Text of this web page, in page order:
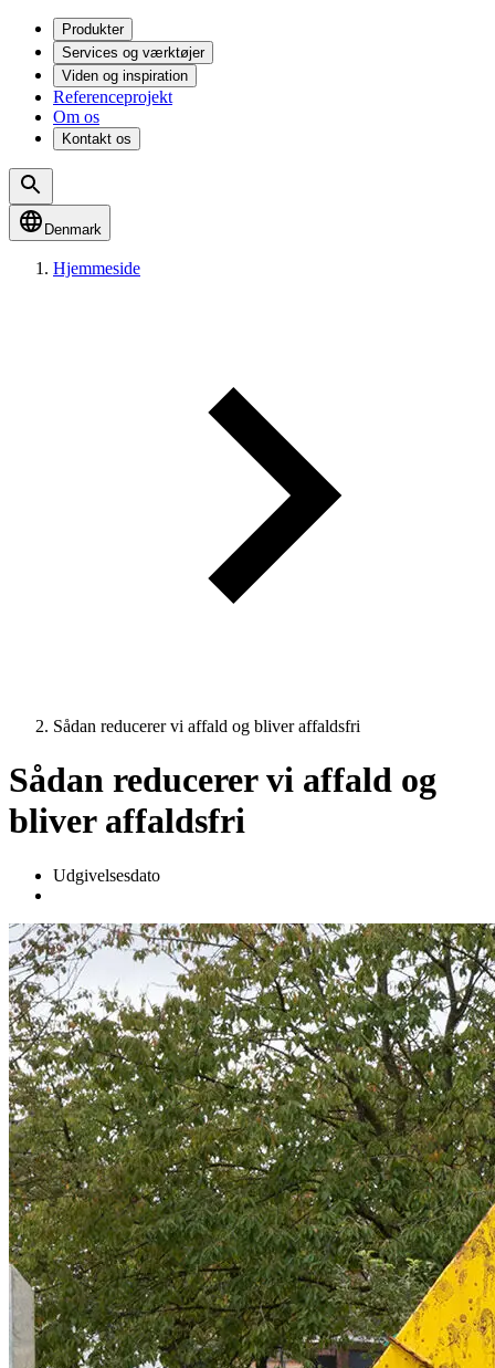
Produkter
Services og værktøjer
Viden og inspiration
Referenceprojekt
Om os
Kontakt os
Denmark
Hjemmeside
Sådan reducerer vi affald og bliver affaldsfri
Sådan reducerer vi affald og
bliver affaldsfri
Udgivelsesdato